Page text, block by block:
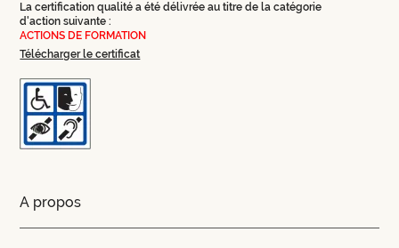
La certification qualité a été délivrée au titre de la catégorie
d'action suivante :
ACTIONS DE FORMATION
Télécharger le certificat
A propos